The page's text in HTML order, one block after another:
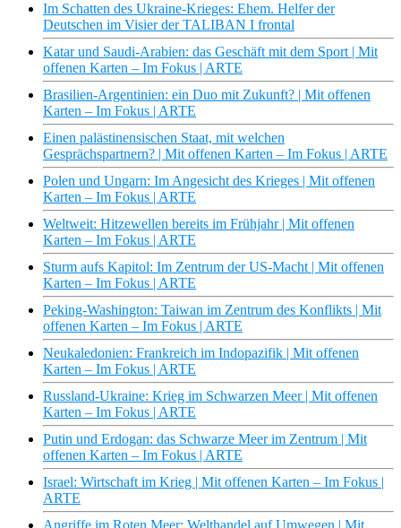
Im Schatten des Ukraine-Krieges: Ehem. Helfer der
Deutschen im Visier der TALIBAN I frontal
Katar und Saudi-Arabien: das Geschäft mit dem Sport | Mit
offenen Karten – Im Fokus | ARTE
Brasilien-Argentinien: ein Duo mit Zukunft? | Mit offenen
Karten – Im Fokus | ARTE
Einen palästinensischen Staat, mit welchen
Gesprächspartnern? | Mit offenen Karten – Im Fokus | ARTE
Polen und Ungarn: Im Angesicht des Krieges | Mit offenen
Karten – Im Fokus | ARTE
Weltweit: Hitzewellen bereits im Frühjahr | Mit offenen
Karten – Im Fokus | ARTE
Sturm aufs Kapitol: Im Zentrum der US-Macht | Mit offenen
Karten – Im Fokus | ARTE
Peking-Washington: Taiwan im Zentrum des Konflikts | Mit
offenen Karten – Im Fokus | ARTE
Neukaledonien: Frankreich im Indopazifik | Mit offenen
Karten – Im Fokus | ARTE
Russland-Ukraine: Krieg im Schwarzen Meer | Mit offenen
Karten – Im Fokus | ARTE
Putin und Erdogan: das Schwarze Meer im Zentrum | Mit
offenen Karten – Im Fokus | ARTE
Israel: Wirtschaft im Krieg | Mit offenen Karten – Im Fokus |
ARTE